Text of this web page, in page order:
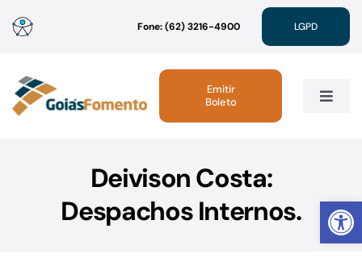
Abrir
para
conteúdo
Fone: (62) 3216-4900 LGPD
Toggle
Linhas de Crédito
Emitir
Boleto
Deivison Costa:
Despachos Internos.